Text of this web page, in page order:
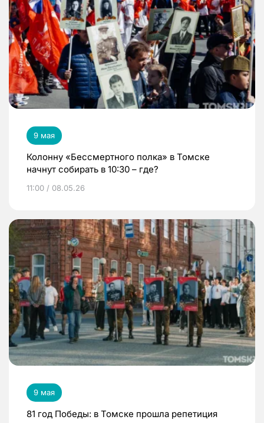
9 мая
Колонну «Бессмертного полка» в Томске
начнут собирать в 10:30 – где?
11:00 / 08.05.26
9 мая
81 год Победы: в Томске прошла репетиция